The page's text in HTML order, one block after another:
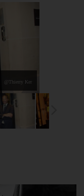
@Thierry Ker